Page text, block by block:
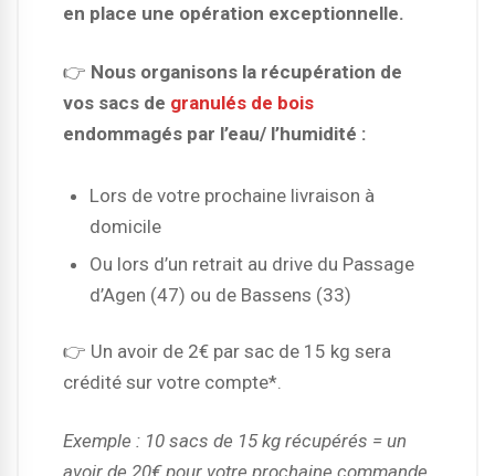
en place une opération exceptionnelle.
👉 Nous organisons la récupération de
vos sacs de granulés de bois
endommagés par l’eau/ l’humidité :
Lors de votre prochaine livraison à
domicile
Ou lors d’un retrait au drive du Passage
d’Agen (47) ou de Bassens (33)
👉 Un avoir de 2€ par sac de 15 kg sera
crédité sur votre compte*.
Exemple : 10 sacs de 15 kg récupérés = un
avoir de 20€ pour votre prochaine commande